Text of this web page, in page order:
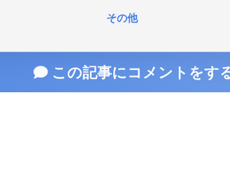
その他
この記事にコメントをす